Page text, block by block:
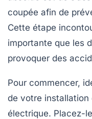
coupée afin de
Cette étape
importante que les
provoquer des
Pour commencer,
de votre installation
électrique. Placez-